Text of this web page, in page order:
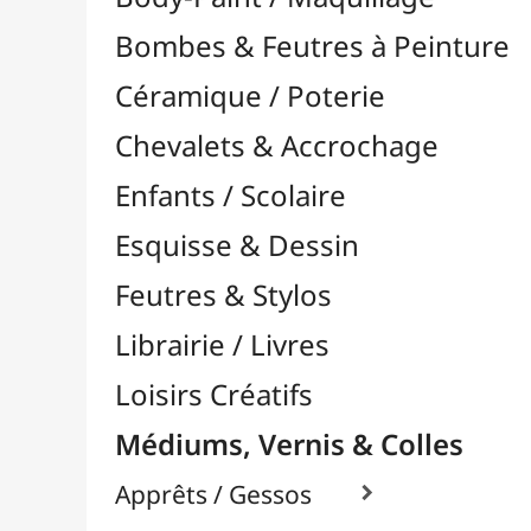
Feutres & Stylos
Librairie / Livres
Loisirs Créatifs
Médiums, Vernis & Colles
Apprêts / Gessos 
Colles & Adhésifs 
Fixatifs
Liants
Vernis / Protection 
Vernis-Colles
Modelage / Sculpture
Peintures / Couleurs
Pinceaux & Outils